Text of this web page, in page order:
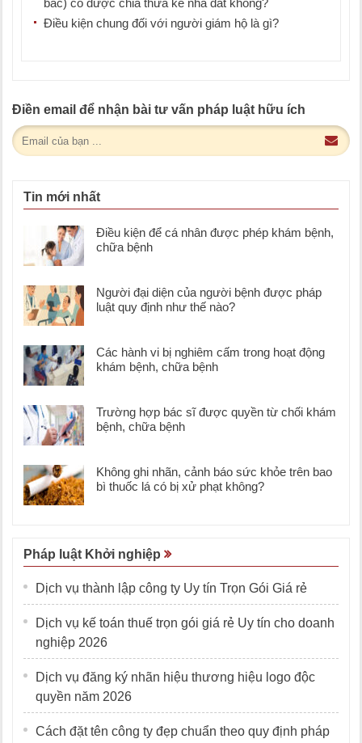
bác) có được chia thừa kế nhà đất không?
Điều kiện chung đối với người giám hộ là gì?
Điền email để nhận bài tư vấn pháp luật hữu ích
Tin mới nhất
Điều kiện để cá nhân được phép khám bệnh,
chữa bệnh
Người đại diện của người bệnh được pháp
luật quy định như thế nào?
Các hành vi bị nghiêm cấm trong hoạt động
khám bệnh, chữa bệnh
Trường hợp bác sĩ được quyền từ chối khám
bệnh, chữa bệnh
Không ghi nhãn, cảnh báo sức khỏe trên bao
bì thuốc lá có bị xử phạt không?
Pháp luật Khởi nghiệp
Dịch vụ thành lập công ty Uy tín Trọn Gói Giá rẻ
Dịch vụ kế toán thuế trọn gói giá rẻ Uy tín cho doanh
nghiệp 2026
Dịch vụ đăng ký nhãn hiệu thương hiệu logo độc
quyền năm 2026
Cách đặt tên công ty đẹp chuẩn theo quy định pháp